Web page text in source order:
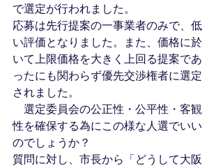
で選定が行われました。
応募は先行提案の一事業者のみで、低
い評価となりました。また、価格に於
いて上限価格を大きく上回る提案であ
ったにも関わらず優先交渉権者に選定
されました。
選定委員会の公正性・公平性・客観
性を確保する為にこの様な人選でいい
のでしょうか？
質問に対し、市長から「どうして大阪